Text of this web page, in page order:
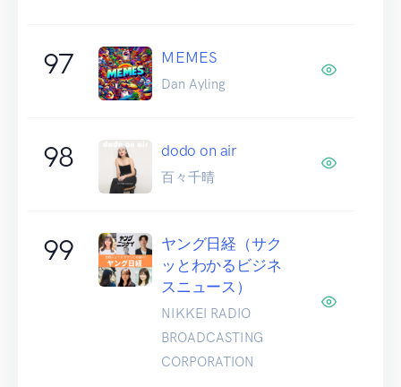
97 MEMES
Dan Ayling
98 dodo on air
百々千晴
99
ヤング日経（サク
ッとわかるビジネ
スニュース）
NIKKEI RADIO
BROADCASTING
CORPORATION